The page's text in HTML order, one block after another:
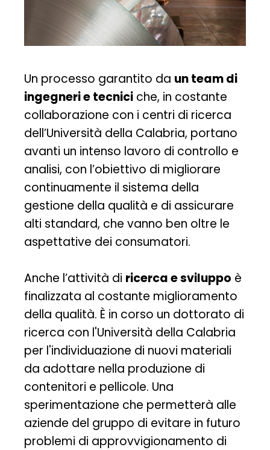
Un processo garantito da un team di
ingegneri e tecnici che, in costante
collaborazione con i centri di ricerca
dell’Università della Calabria, portano
avanti un intenso lavoro di controllo e
analisi, con l’obiettivo di migliorare
continuamente il sistema della
gestione della qualità e di assicurare
alti standard, che vanno ben oltre le
aspettative dei consumatori.
Anche l’attività di ricerca e sviluppo è
finalizzata al costante miglioramento
della qualità. È in corso un dottorato di
ricerca con l'Università della Calabria
per l'individuazione di nuovi materiali
da adottare nella produzione di
contenitori e pellicole. Una
sperimentazione che permetterà alle
aziende del gruppo di evitare in futuro
problemi di approvvigionamento di